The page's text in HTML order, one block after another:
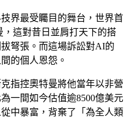
界最受矚目的舞台，世界首
，這對昔日並肩打天下的搭
弩張。而這場訴訟對AI的
的個人恩怨。
指控奧特曼將他當年以非營
一間如今估值逾8500億美元
中暴富，背棄了「為全人類